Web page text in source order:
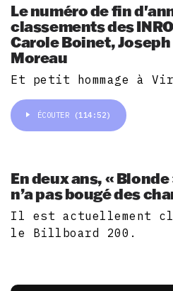
Le numéro de fin
classements des
Carole Boinet,
Moreau
Et petit hommage à
ÉCOUTER (114:52)
En deux ans, «
n’a pas bougé des
Il est actuellement
le Billboard 200.